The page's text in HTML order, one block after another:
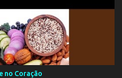
no Coração